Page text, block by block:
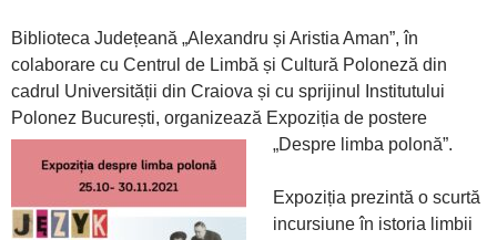
Biblioteca Județeană „Alexandru și Aristia Aman”, în
colaborare cu Centrul de Limbă și Cultură Poloneză din
cadrul Universității din Craiova și cu sprijinul Institutului
Polonez București, organizează Expoziția de postere
„Despre limba polonă”.
Expoziția prezintă o scurtă
incursiune în istoria limbii